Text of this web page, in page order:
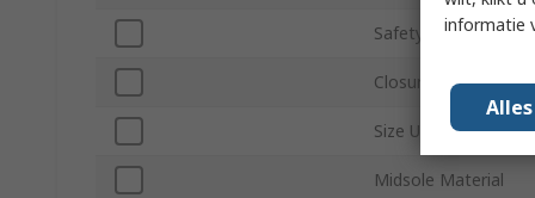
Safety Toe Type
Closure Type
Size US
Midsole Material
informatie